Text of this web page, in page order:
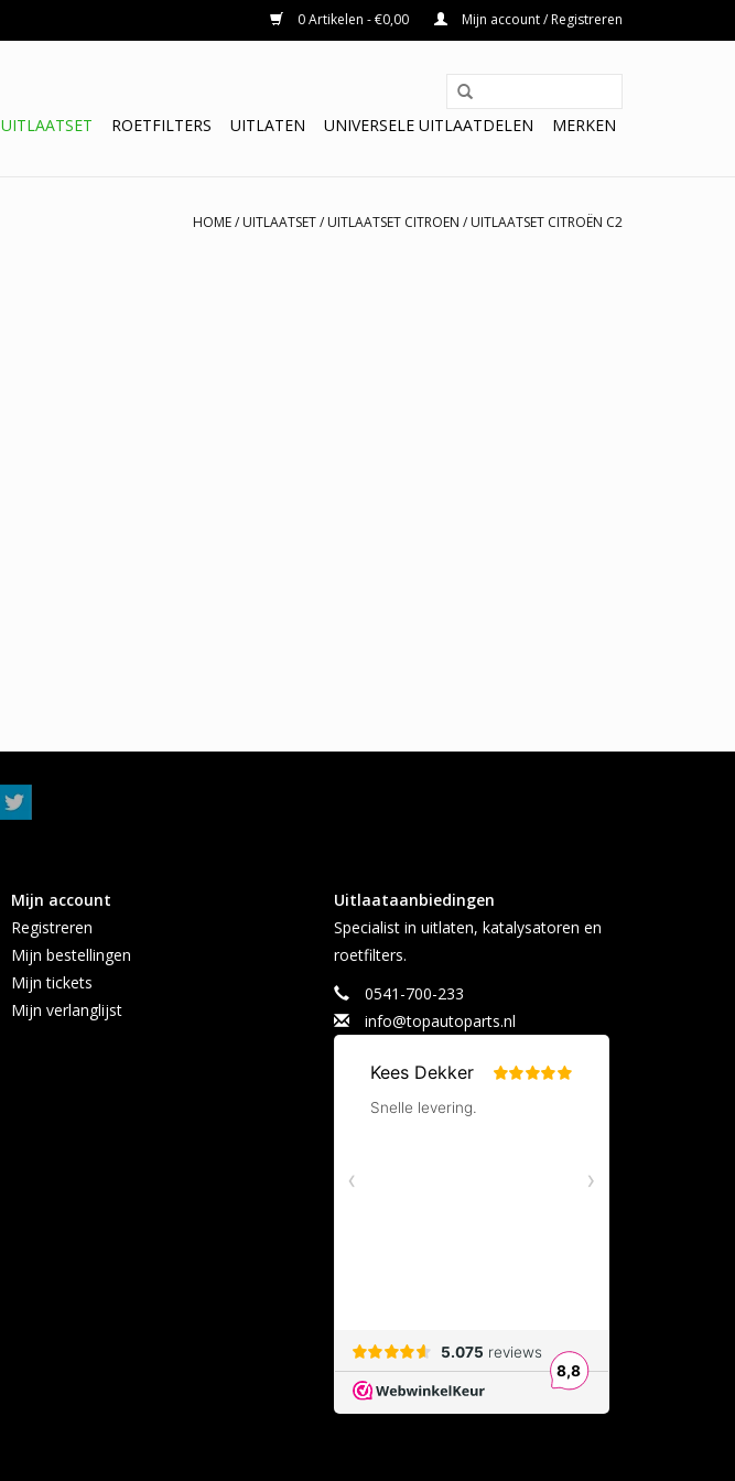
0 Artikelen - €0,00 Mijn account / Registreren
UITLAATSET ROETFILTERS UITLATEN UNIVERSELE UITLAATDELEN MERKEN
HOME/ UITLAATSET/ UITLAATSET CITROEN / UITLAATSET CITROËN C2
Mijn account
Registreren
Mijn bestellingen
Mijn tickets
Mijn verlanglijst
Uitlaataanbiedingen
Specialist in uitlaten, katalysatoren en
roetfilters.
0541-700-233
info@topautoparts.nl